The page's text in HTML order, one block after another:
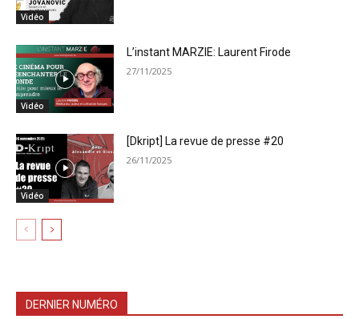
Vidéo
Vidéo
L’instant MARZIE: Laurent Firode
27/11/2025
Vidéo
[Dkript] La revue de presse #20
26/11/2025
DERNIER NUMÉRO